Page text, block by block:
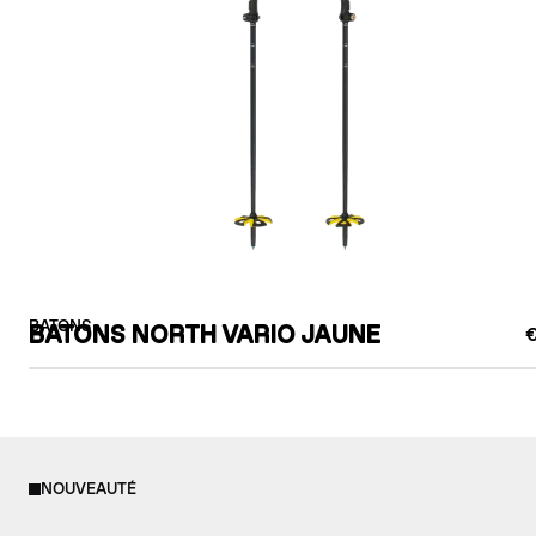
BATONS
BATONS NORTH VARIO JAUNE
NOUVEAUTÉ